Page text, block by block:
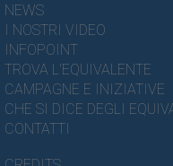
NEWS
I NOSTRI VIDEO
INFOPOINT
TROVA L'EQUIVALENTE
CAMPAGNE E INIZIATIVE
CHE SI DICE DEGLI
CONTATTI